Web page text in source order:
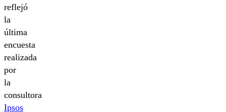
reflejó
la
última
encuesta
realizada
por
la
consultora
Ipsos